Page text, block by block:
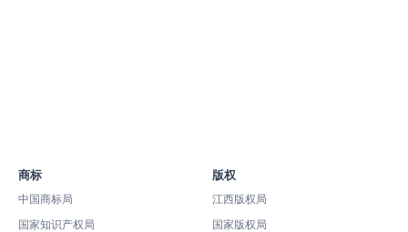
商标
中国商标局
国家知识产权局
版权
江西版权局
国家版权局